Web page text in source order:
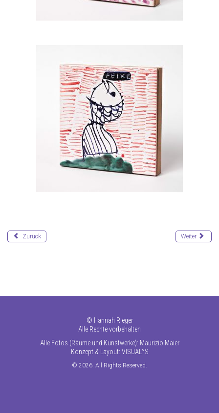
Zurück Weiter
© Hannah Rieger
Alle Rechte vorbehalten
Alle Fotos (Räume und Kunstwerke): Maurizio Maier
Konzept & Layout: VISUAL°S
© 2026. All Rights Reserved.